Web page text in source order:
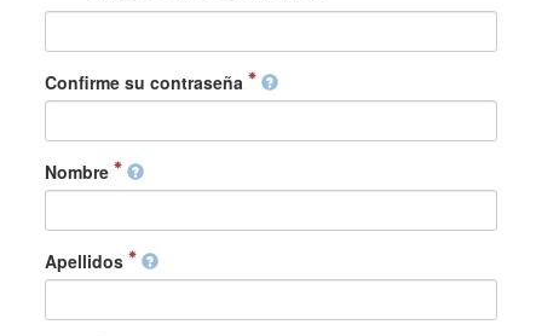
Confirme su contraseña
Nombre
Apellidos